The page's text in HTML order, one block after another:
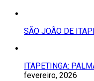
SÃO JOÃO DE
ITAPETINGA:
fevereiro, 2026